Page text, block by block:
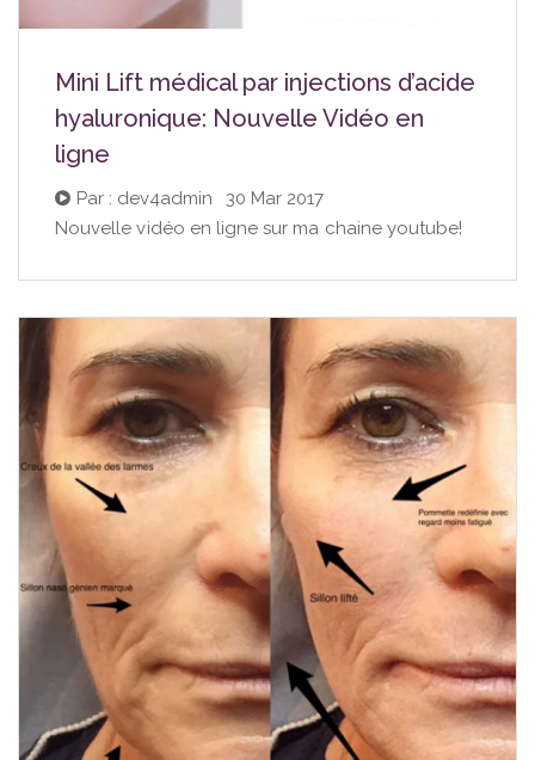
Mini Lift médical par injections d’acide
hyaluronique: Nouvelle Vidéo en
ligne
Par : dev4admin
30 Mar 2017
Nouvelle vidéo en ligne sur ma chaine youtube!